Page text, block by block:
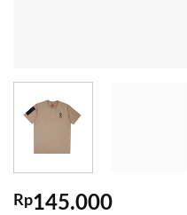
Rp145.000